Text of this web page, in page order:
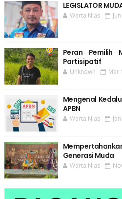
LEGISLATOR
Warta Nias
Peran Pemilih
Partisipatif
Unknown Mar
Mengenal
APBN
Warta Nias
Generasi Muda
Warta Nias